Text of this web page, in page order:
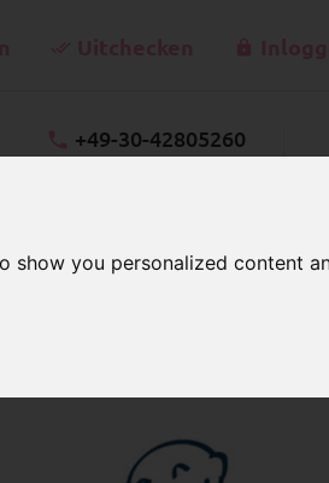
show you personalized content
+49-30-42805260
bestellen